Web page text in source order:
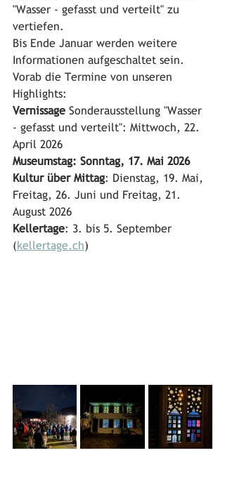
"Wasser - gefasst und verteilt" zu
vertiefen.
Bis Ende Januar werden weitere
Informationen aufgeschaltet sein.
Vorab die Termine von unseren
Highlights:
Vernissage Sonderausstellung "Wasser
- gefasst und verteilt": Mittwoch, 22.
April 2026
Museumstag: Sonntag, 17. Mai 2026
Kultur über Mittag: Dienstag, 19. Mai,
Freitag, 26. Juni und Freitag, 21.
August 2026
Kellertage: 3. bis 5. September
(kellertage.ch)